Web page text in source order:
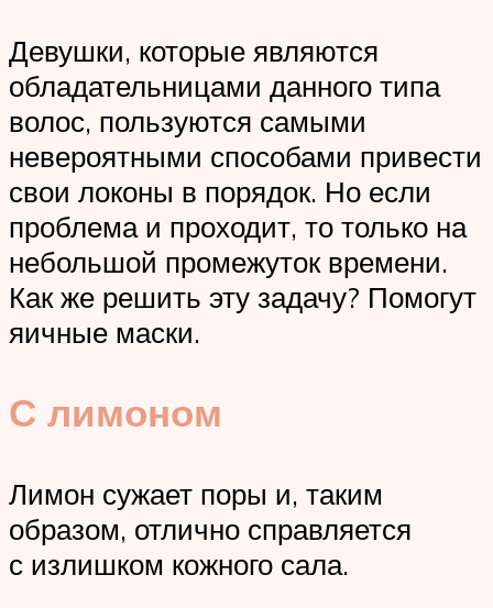
Девушки, которые являются
обладательницами данного типа
волос, пользуются самыми
невероятными способами привести
свои локоны в порядок. Но если
проблема и проходит, то только на
небольшой промежуток времени.
Как же решить эту задачу? Помогут
яичные маски.
С лимоном
Лимон сужает поры и, таким
образом, отлично справляется
с излишком кожного сала.